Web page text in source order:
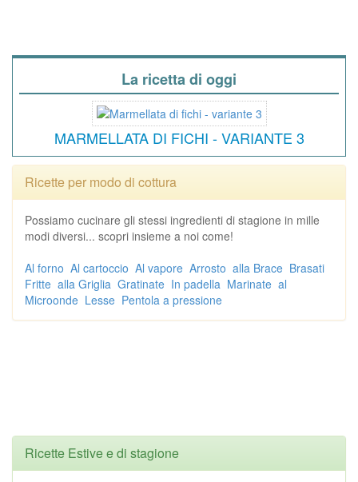
La ricetta di oggi
MARMELLATA DI FICHI - VARIANTE 3
Ricette per modo di cottura
Possiamo cucinare gli stessi ingredienti di stagione in mille
modi diversi... scopri insieme a noi come!
Al forno Al cartoccio Al vapore Arrosto alla Brace Brasati
Fritte alla Griglia Gratinate In padella Marinate al
Microonde Lesse Pentola a pressione
Ricette Estive e di stagione